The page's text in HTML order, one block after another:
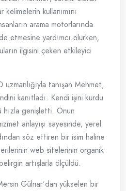
kullanımını
arama motorlarında
etmesine yardımcı olurken,
ilgisini çeken etkileyici
tanışan Mehmet,
kanıtladı. Kendi işini kurdu
genişletti. Onun
anlayışı sayesinde, yerel
söz ettiren bir isim haline
web sitelerinin organik
artışlarla ölçüldü.
Gülnar'dan yükselen bir